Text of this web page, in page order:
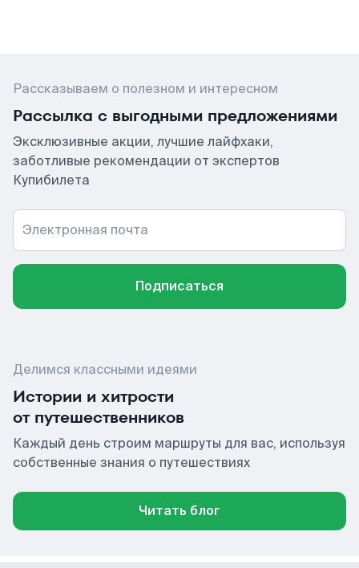
Рассказываем о полезном и интересном
Рассылка с выгодными предложениями
Эксклюзивные акции, лучшие лайфхаки,
заботливые рекомендации от экспертов
Купибилета
Электронная почта
Подписаться
Делимся классными идеями
Истории и хитрости
от путешественников
Каждый день строим маршруты для вас, используя
собственные знания о путешествиях
Читать блог